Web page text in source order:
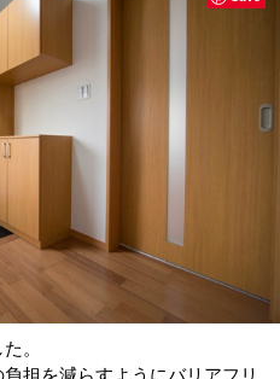
。
担を減らすようにバリアフリ